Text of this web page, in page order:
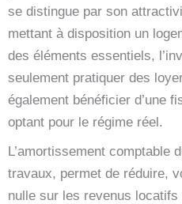
se distingue par son
mettant à disposition un
des éléments essentiels,
seulement pratiquer des
également bénéficier d’une
optant pour le régime réel.
L’amortissement comptable
travaux, permet de réduire,
nulle sur les revenus locatifs